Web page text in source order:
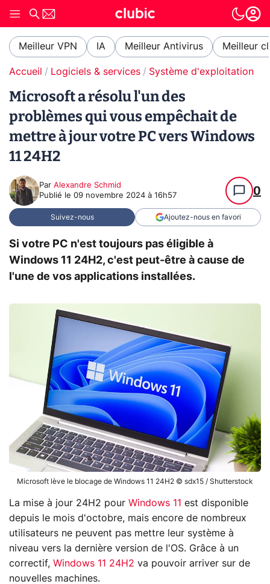
Meilleur VPN IA Meilleur Antivirus Meilleur
Accueil Logiciels & services Système d'exploitation
Microsoft a résolu l'un des
problèmes qui vous empêchait de
mettre à jour votre PC vers Windows
11 24H2
Par Alexandre Schmid
Publié le 09 novembre 2024 à 16h57 0
Suivez-nous Ajoutez-nous en favori
Si votre PC n'est toujours pas éligible à
Windows 11 24H2, c'est peut-être à cause de
l'une de vos applications installées.
Microsoft lève le blocage de Windows 11 24H2 © sdx15 / Shutterstock
La mise à jour 24H2 pour Windows 11 est disponible
depuis le mois d'octobre, mais encore de nombreux
utilisateurs ne peuvent pas mettre leur système à
niveau vers la dernière version de l'OS. Grâce à un
correctif, Windows 11 24H2 va pouvoir arriver sur de
nouvelles machines.